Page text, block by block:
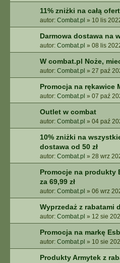
11% zniżki na całą
autor: Combat.pl » 10 lis
Darmowa dostawa na
autor: Combat.pl » 08 lis
W combat.pl Noże,
autor: Combat.pl » 27 paź
Promocja na rękawice
autor: Combat.pl » 07 paź
Outlet w combat
autor: Combat.pl » 04 paź
10% zniżki na
dostawa od 50 zł
autor: Combat.pl » 28 wrz
Promocje na produkty
za 69,99 zł
autor: Combat.pl » 06 wrz
Wyprzedaż z rabatami
autor: Combat.pl » 12 sie
Promocja na markę
autor: Combat.pl » 10 sie
Produkty Armytek z